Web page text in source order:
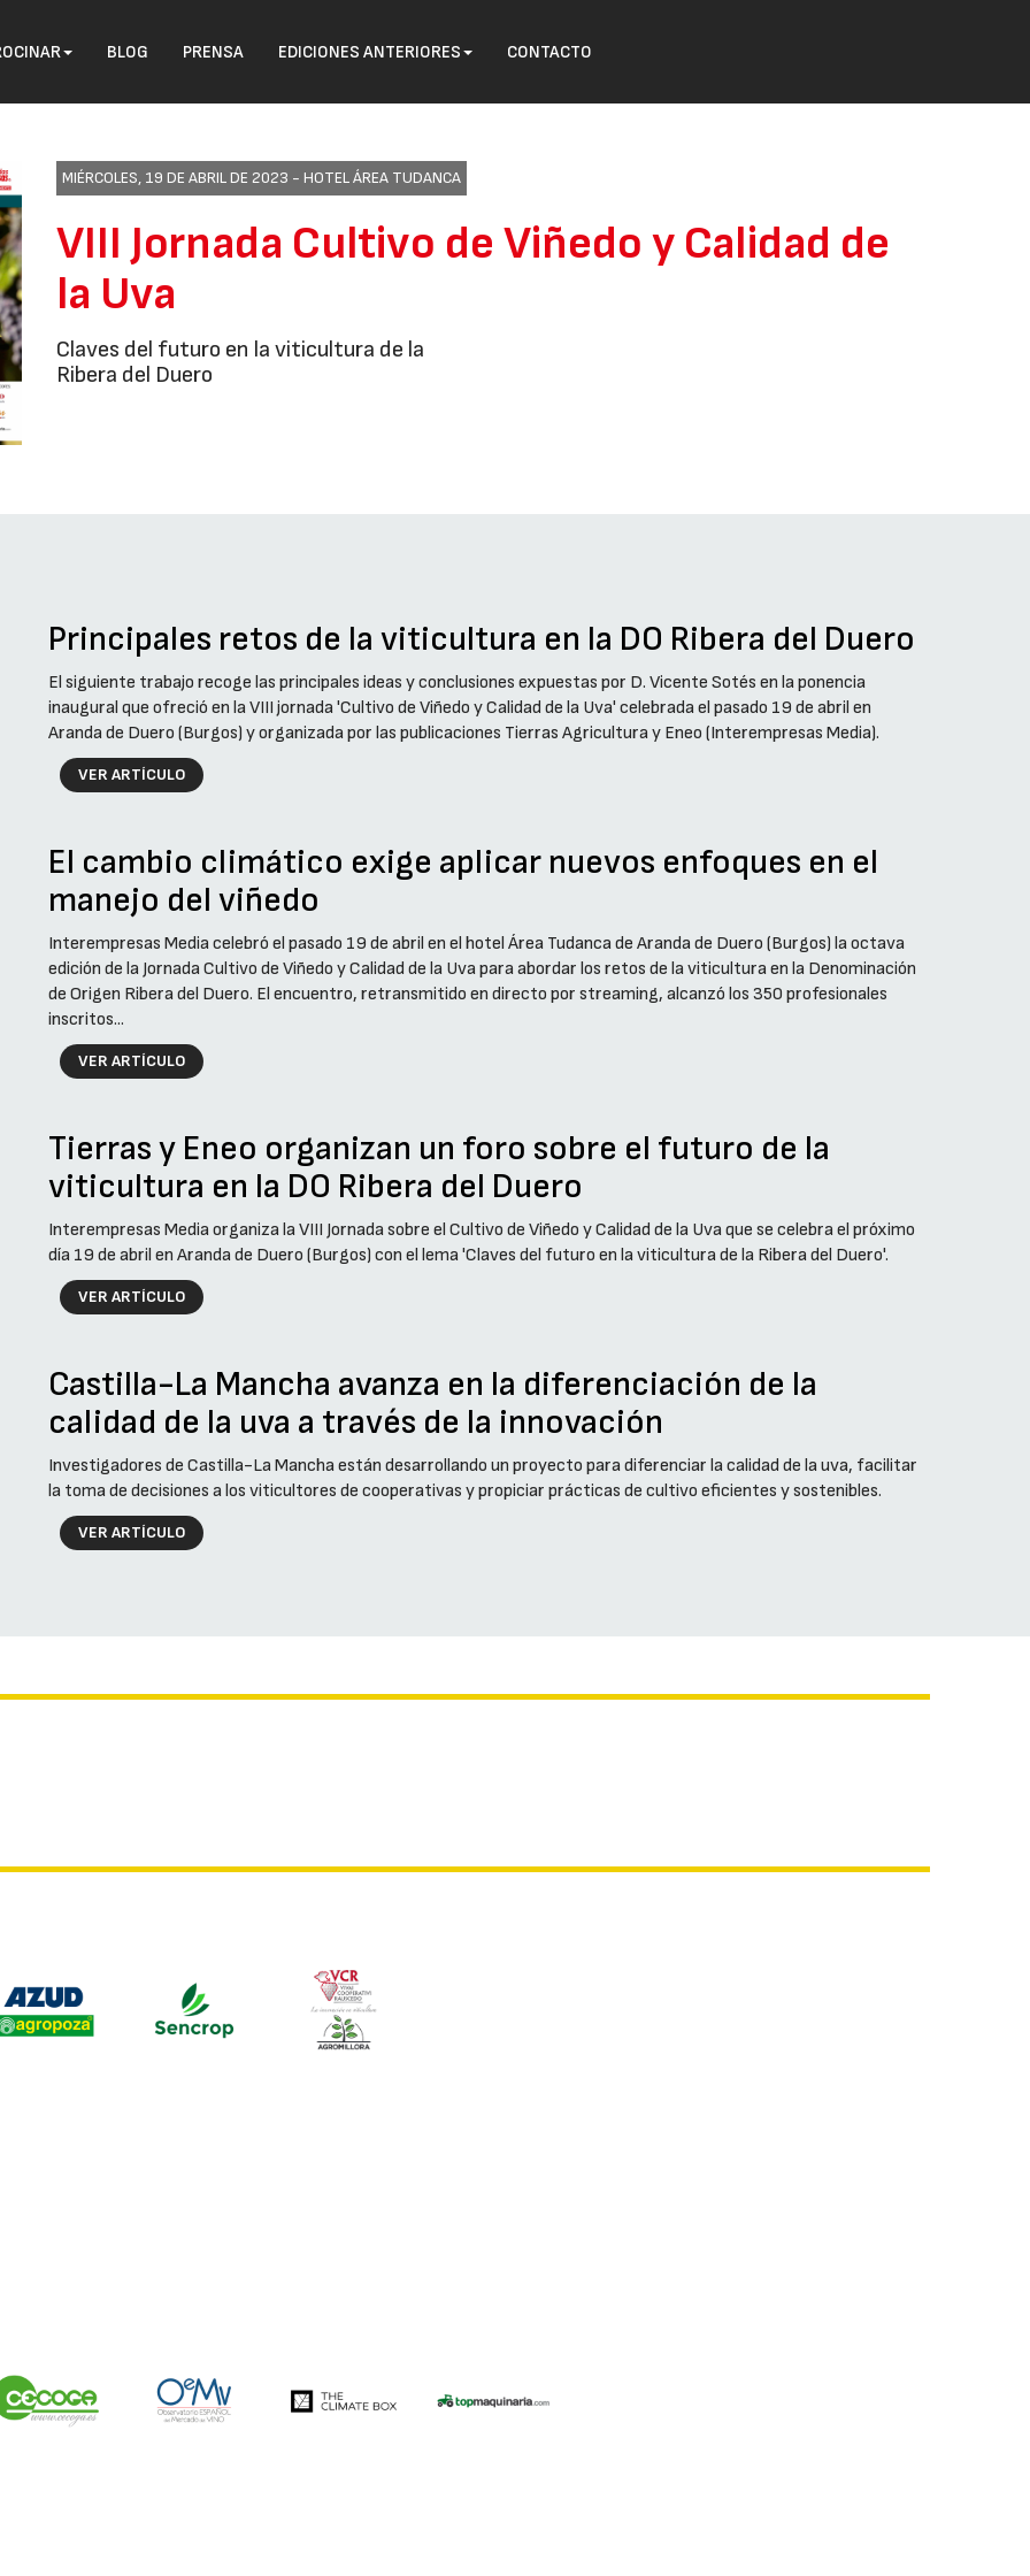
BLOG PRENSA EDICIONES ANTERIORES CONTACTO
MIÉRCOLES, 19 DE ABRIL DE 2023 - HOTEL ÁREA TUDANCA
VIII Jornada Cultivo de Viñedo y Calidad de
la Uva
Claves del futuro en la viticultura de la
Ribera del Duero
Principales retos de la viticultura en la DO Ribera del Duero
El siguiente trabajo recoge las principales ideas y conclusiones expuestas por D. Vicente Sotés en la ponencia
inaugural que ofreció en la VIII jornada 'Cultivo de Viñedo y Calidad de la Uva' celebrada el pasado 19 de abril en
Aranda de Duero (Burgos) y organizada por las publicaciones Tierras Agricultura y Eneo (Interempresas Media).
VER ARTÍCULO
El cambio climático exige aplicar nuevos enfoques en el
manejo del viñedo
Interempresas Media celebró el pasado 19 de abril en el hotel Área Tudanca de Aranda de Duero (Burgos) la octava
edición de la Jornada Cultivo de Viñedo y Calidad de la Uva para abordar los retos de la viticultura en la Denominación
de Origen Ribera del Duero. El encuentro, retransmitido en directo por streaming, alcanzó los 350 profesionales
inscritos...
VER ARTÍCULO
Tierras y Eneo organizan un foro sobre el futuro de la
viticultura en la DO Ribera del Duero
Interempresas Media organiza la VIII Jornada sobre el Cultivo de Viñedo y Calidad de la Uva que se celebra el próximo
día 19 de abril en Aranda de Duero (Burgos) con el lema 'Claves del futuro en la viticultura de la Ribera del Duero'.
VER ARTÍCULO
Castilla-La Mancha avanza en la diferenciación de la
calidad de la uva a través de la innovación
Investigadores de Castilla-La Mancha están desarrollando un proyecto para diferenciar la calidad de la uva, facilitar
la toma de decisiones a los viticultores de cooperativas y propiciar prácticas de cultivo eficientes y sostenibles.
VER ARTÍCULO